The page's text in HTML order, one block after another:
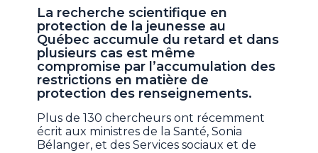
La recherche scientifique en
protection de la jeunesse au
Québec accumule du retard et dans
plusieurs cas est même
compromise par l’accumulation des
restrictions en matière de
protection des renseignements.
Plus de 130 chercheurs ont récemment
écrit aux ministres de la Santé, Sonia
Bélanger, et des Services sociaux et de